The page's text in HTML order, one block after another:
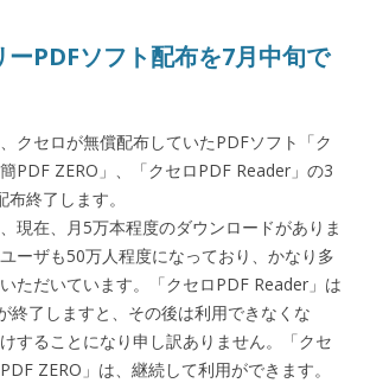
ーPDFソフト配布を7月中旬で
クセロが無償配布していたPDFソフト「ク
PDF ZERO」、「クセロPDF Reader」の3
終了します。
現在、月5万本程度のダウンロードがありま
ーザも50万人程度になっており、かなり多
ただいています。「クセロPDF Reader」は
終了しますと、その後は利用できなくな
することになり申し訳ありません。「クセ
ZERO」は、継続して利用ができます。